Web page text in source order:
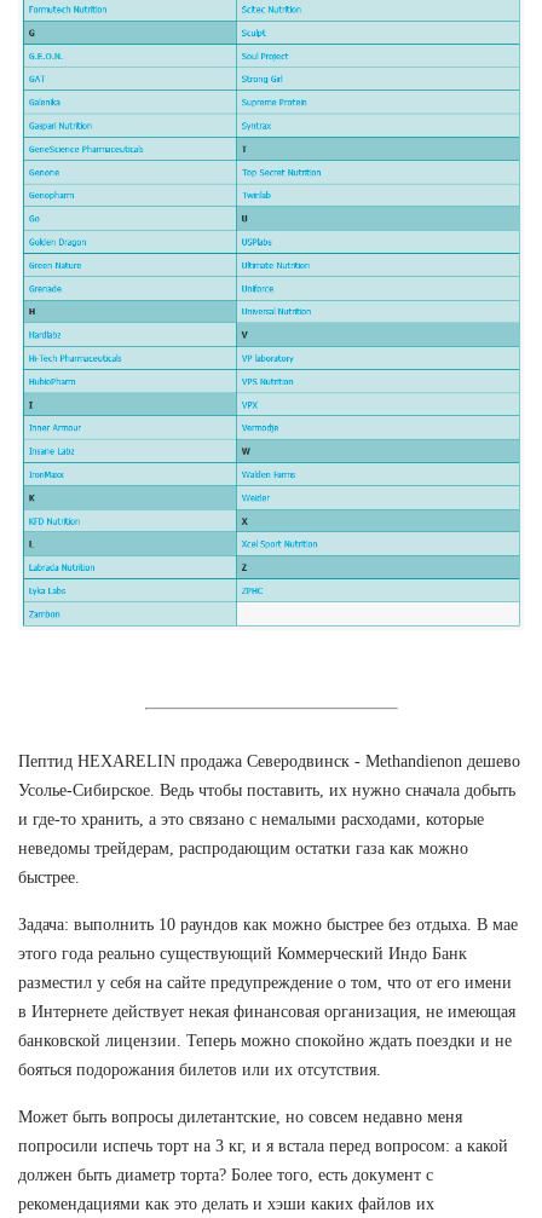
Пептид HEXARELIN продажа Северодвинск - Methandienon дешево
Усолье-Сибирское. Ведь чтобы поставить, их нужно сначала добыть
и где-то хранить, а это связано с немалыми расходами, которые
неведомы трейдерам, распродающим остатки газа как можно
быстрее.
Задача: выполнить 10 раундов как можно быстрее без отдыха. В мае
этого года реально существующий Коммерческий Индо Банк
разместил у себя на сайте предупреждение о том, что от его имени
в Интернете действует некая финансовая организация, не имеющая
банковской лицензии. Теперь можно спокойно ждать поездки и не
бояться подорожания билетов или их отсутствия.
Может быть вопросы дилетантские, но совсем недавно меня
попросили испечь торт на 3 кг, и я встала перед вопросом: а какой
должен быть диаметр торта? Более того, есть документ с
рекомендациями как это делать и хэши каких файлов их